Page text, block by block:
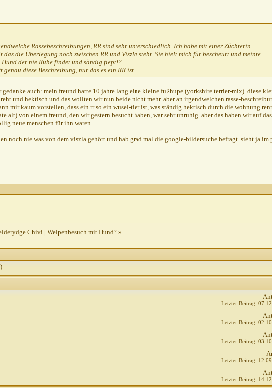
26.09.2010,08:45
tagesablauf26.09.2010,10:38
26.09.2010,11:04
26.09.2010,11:36
euer tagesablauf26.09.2010,12:22
euer tagesablauf26.09.2010,13:47
AW: euer tagesablauf26.09.2010,14:29
AW: euer tagesablauf26.09.2010,16:14
euer tagesablauf27.09.2010,16:07
AW: euer tagesablauf 27.09.2010, 17:41
26.09.2010,11:02
Rassebeschreibungen, RR sind sehr unterschiedlich. Ich habe mit einer Züchterin
das die Überlegung noch zwischen RR und Viszla steht. Sie hielt mich für bescheurt und meinte
der nie Ruhe findet und sändig fiept!?
diese Beschreibung, nur das es ein RR ist.
gedanke auch: mein freund hatte 10 jahre lang eine kleine fußhupe (yorkshire terrier-mix). diese
und hektisch und das wollten wir nun beide nicht mehr. aber an irgendwelchen rasse-
mir kaum vorstellen, dass ein rr so ein wusel-tier ist, was ständig hektisch durch die wohnung
alt) von einem freund, den wir gestern besucht haben, war sehr unruhig. aber das haben wir auf
neue menschen für ihn waren.
noch nie was von dem viszla gehört und hab grad mal die google-bildersuche befragt. sieht ja im
Chivi| Welpenbesuch mit Hund? »
Letzter Beitrag:
Letzter Beitrag:
Letzter Beitrag:
Letzter Beitrag:
Letzter Beitrag: